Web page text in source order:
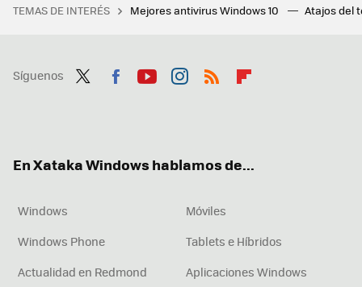
TEMAS DE INTERÉS Mejores antivirus Windows 10 Atajos del
Síguenos
En Xataka Windows hablamos de...
Windows
Móviles
Windows Phone
Tablets e Híbridos
Actualidad en Redmond
Aplicaciones Windows